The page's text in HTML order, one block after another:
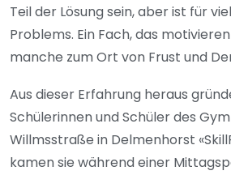
Teil der Lösung sein, aber ist für
Problems. Ein Fach, das
manche zum Ort von Frust und
Aus dieser Erfahrung heraus
Schülerinnen und Schüler des
Willmsstraße in Delmenhorst
kamen sie während einer